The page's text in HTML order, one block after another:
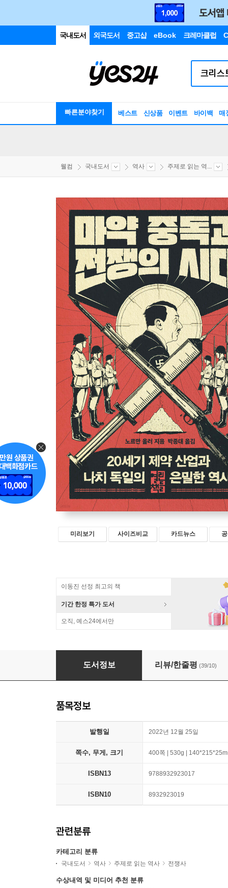
국내도서 외국도서 중고샵 eBook 크레마클럽
빠른분야찾기 베스트 신상품 이벤트 바이백 매
웰컴 국내도서 역사 주제로 읽는 역...
미리보기 사이즈비교 카드뉴스
이동진 선정 최고의 책
기간 한정 특가 도서
오직, 예스24에서만
마약 중독과 전쟁의 시대
도서정보 리뷰/한줄평 (39/10)
품목정보
발행일 2022년 12월 25일
쪽수, 무게, 크기 400쪽 | 530g |
ISBN13 9788932923017
ISBN10 8932923019
관련분류
카테고리 분류
국내도서 역사 주제로 읽는 역사 전쟁사
수상내역 및 미디어 추천 분류